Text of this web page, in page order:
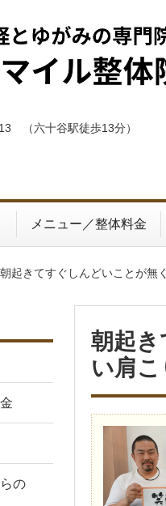
（六十谷駅徒歩13分）
メニュー／整体料金
起きてすぐしんどいことが無
朝起
い肩こ
の